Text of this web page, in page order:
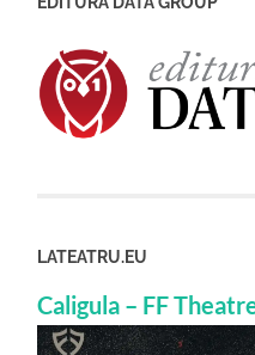
LATEATRU.EU
Caligula – FF